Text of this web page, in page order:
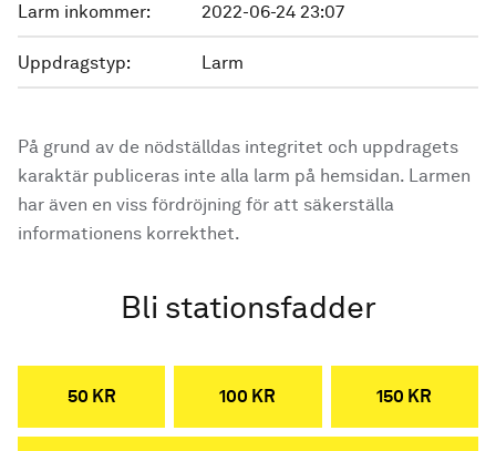
Larm inkommer: 2022-06-24 23:07
Uppdragstyp: Larm
På grund av de nödställdas integritet och uppdragets
karaktär publiceras inte alla larm på hemsidan. Larmen
har även en viss fördröjning för att säkerställa
informationens korrekthet.
Bli stationsfadder
50 KR 100 KR 150 KR